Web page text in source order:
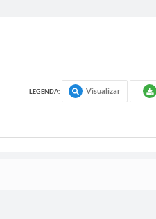
LEGENDA: Visualizar